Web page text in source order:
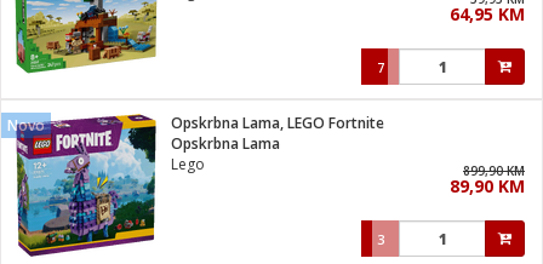
64,95 KM
7
Novo
Opskrbna Lama, LEGO Fortnite
Opskrbna Lama
Lego
899,90 KM
89,90 KM
3